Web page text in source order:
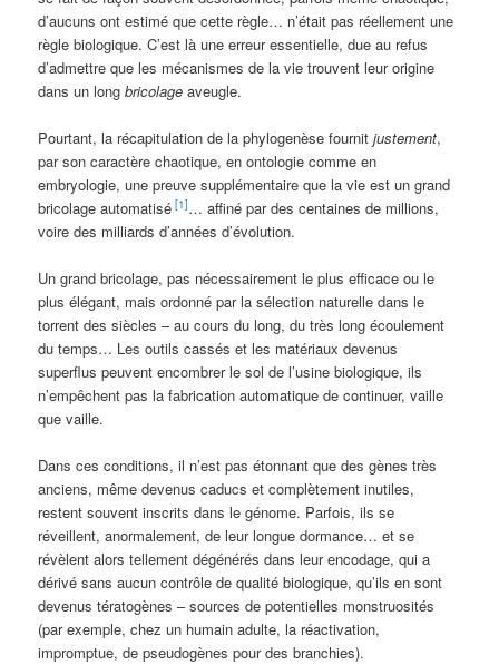
d’aucuns ont estimé que cette règle… n’était pas réellement une
règle biologique. C’est là une erreur essentielle, due au refus
d’admettre que les mécanismes de la vie trouvent leur origine
dans un longbricolage aveugle.
Pourtant, la récapitulation de la phylogenèse fournitjustement,
par son caractère chaotique, en ontologie comme en
embryologie, une preuve supplémentaire que la vie est un grand
bricolage automatisé [1]… affiné par des centaines de millions,
voire des milliards d’années d’évolution.
Un grand bricolage, pas nécessairement le plus efficace ou le
plus élégant, mais ordonné par la sélection naturelle dans le
torrent des siècles – au cours du long, du très long écoulement
du temps… Les outils cassés et les matériaux devenus
superflus peuvent encombrer le sol de l’usine biologique, ils
n’empêchent pas la fabrication automatique de continuer, vaille
que vaille.
Dans ces conditions, il n’est pas étonnant que des gènes très
anciens, même devenus caducs et complètement inutiles,
restent souvent inscrits dans le génome. Parfois, ils se
réveillent, anormalement, de leur longue dormance… et se
révèlent alors tellement dégénérés dans leur encodage, qui a
dérivé sans aucun contrôle de qualité biologique, qu’ils en sont
devenus tératogènes – sources de potentielles monstruosités
(par exemple, chez un humain adulte, la réactivation,
impromptue, de pseudogènes pour des branchies).